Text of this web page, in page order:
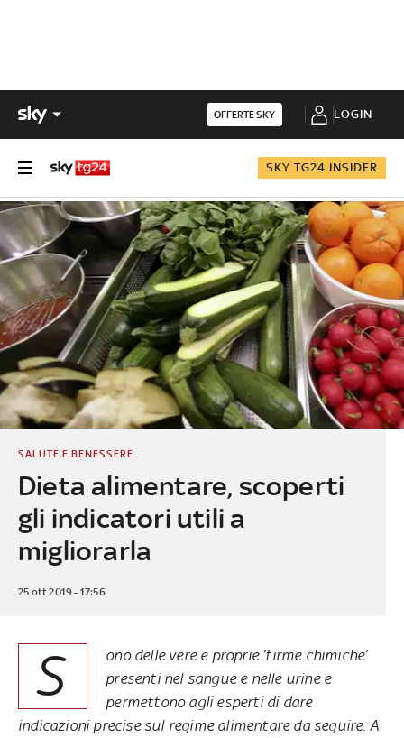
OFFERTE SKY LOGIN
SKY TG24 INSIDER
Dieta alimentare, scoperti
gli indicatori utili a
migliorarla
SALUTE E BENESSERE
25 ott 2019 - 17:56
S
ono delle vere e proprie ‘firme chimiche’
presenti nel sangue e nelle urine e
permettono agli esperti di dare
indicazioni precise sul regime alimentare da seguire. A